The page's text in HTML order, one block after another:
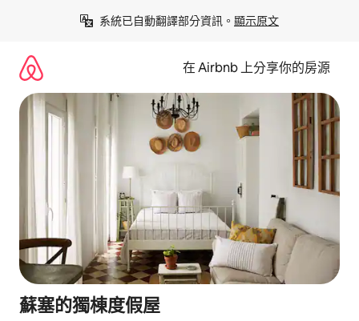
系統已自動翻譯部分資訊。 顯示原文
在 Airbnb 上分享你的房源
蘇塞的獨棟度假屋